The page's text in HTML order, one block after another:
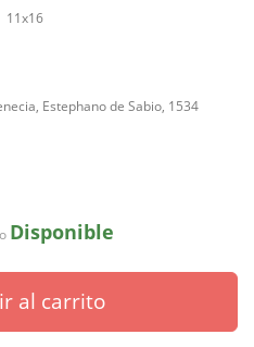
11x16
Estephano de Sabio, 1534
Disponible
al carrito